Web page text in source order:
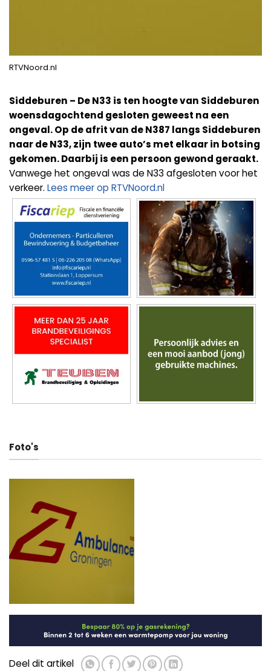
RTVNoord.nl
Siddeburen – De N33 is ten hoogte van Siddeburen
woensdagochtend gesloten geweest na een
ongeval. Op de afrit van de N387 langs Siddeburen
naar de N33, zijn twee auto’s met elkaar in botsing
gekomen. Daarbij is een persoon gewond geraakt.
Vanwege het ongeval was de N33 afgesloten voor het
verkeer. Lees meer op RTVNoord.nl
Foto's
Deel dit artikel